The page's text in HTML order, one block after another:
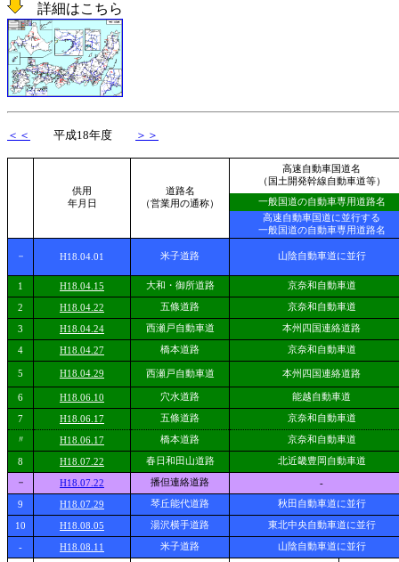
詳細はこちら
＜＜ 平成18年度 ＞＞
供用
年月日
道路名
（営業用の通称）
高速自動車国道名
（国土開発幹線自動車道等）
一般国道の自動車専用道路名
高速自動車国道に並行する
一般国道の自動車専用道路名
－ H18.04.01 米子道路 山陰自動車道に並行
1 H18.04.15 大和・御所道路 京奈和自動車道
2 H18.04.22 五條道路 京奈和自動車道
3 H18.04.24 西瀬戸自動車道 本州四国連絡道路
4 H18.04.27 橋本道路 京奈和自動車道
5 H18.04.29 西瀬戸自動車道 本州四国連絡道路
6 H18.06.10 穴水道路 能越自動車道
7 H18.06.17 五條道路 京奈和自動車道
〃 H18.06.17 橋本道路 京奈和自動車道
8 H18.07.22 春日和田山道路 北近畿豊岡自動車道
－ H18.07.22 播但連絡道路 -
9 H18.07.29 琴丘能代道路 秋田自動車道に並行
10 H18.08.05 湯沢横手道路 東北中央自動車道に並行
- H18.08.11 米子道路 山陰自動車道に並行